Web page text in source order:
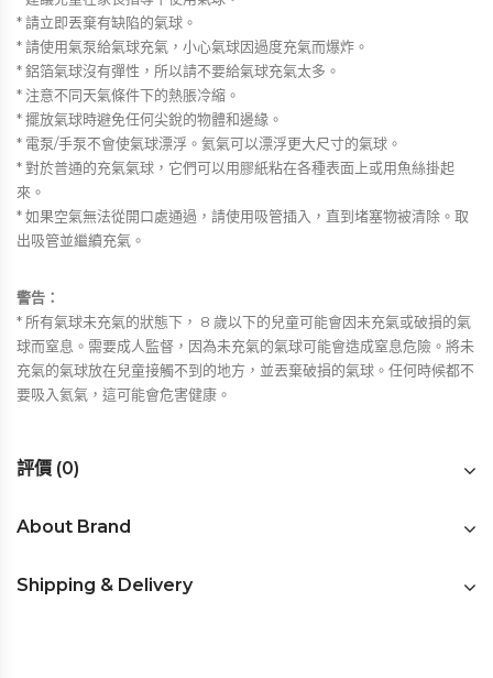
* 請立即丟棄有缺陷的氣球。
* 請使用氣泵給氣球充氣，小心氣球因過度充氣而爆炸。
* 鋁箔氣球沒有彈性，所以請不要給氣球充氣太多。
* 注意不同天氣條件下的熱脹冷縮。
* 擺放氣球時避免任何尖銳的物體和邊緣。
* 電泵/手泵不會使氣球漂浮。氦氣可以漂浮更大尺寸的氣球。
* 對於普通的充氣氣球，它們可以用膠紙粘在各種表面上或用魚絲掛起
來。
* 如果空氣無法從開口處通過，請使用吸管插入，直到堵塞物被清除。取
出吸管並繼續充氣。
警告：
* 所有氣球未充氣的狀態下， 8 歲以下的兒童可能會因未充氣或破損的氣
球而窒息。需要成人監督，因為未充氣的氣球可能會造成窒息危險。將未
充氣的氣球放在兒童接觸不到的地方，並丟棄破損的氣球。任何時候都不
要吸入氦氣，這可能會危害健康。
評價 (0)
About Brand
Shipping & Delivery